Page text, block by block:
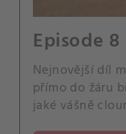
Episode
Nejnovější díl
přímo do žáru
jaké vášně